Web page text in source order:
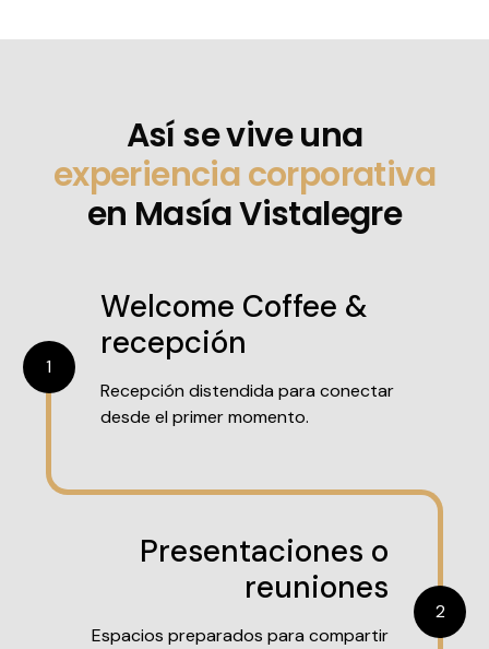
Así se vive una
experiencia corporativa
en Masía Vistalegre
1
Welcome Coffee &
recepción
Recepción distendida para conectar
desde el primer momento.
2
Presentaciones o
reuniones
Espacios preparados para compartir